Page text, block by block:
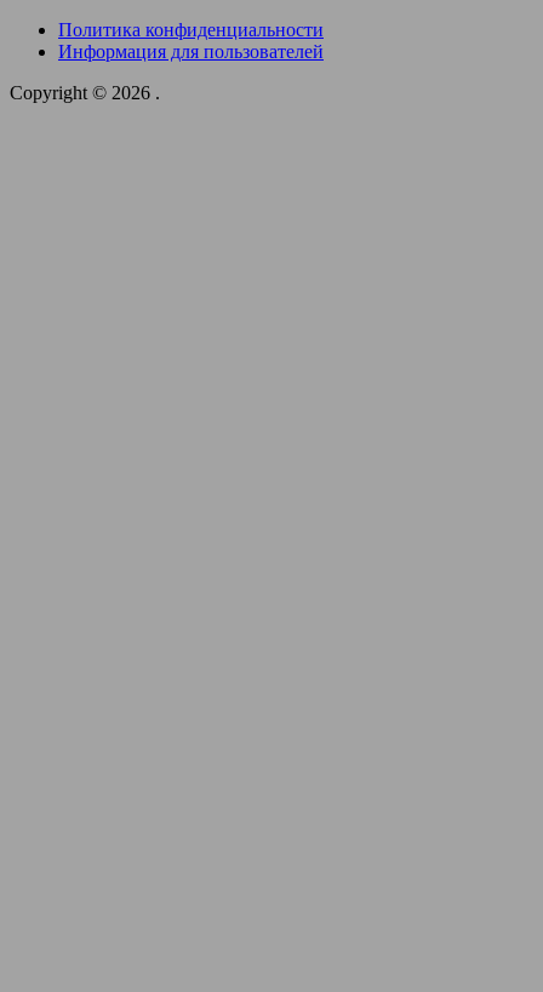
Политика конфиденциальности
Информация для пользователей
Copyright © 2026 .